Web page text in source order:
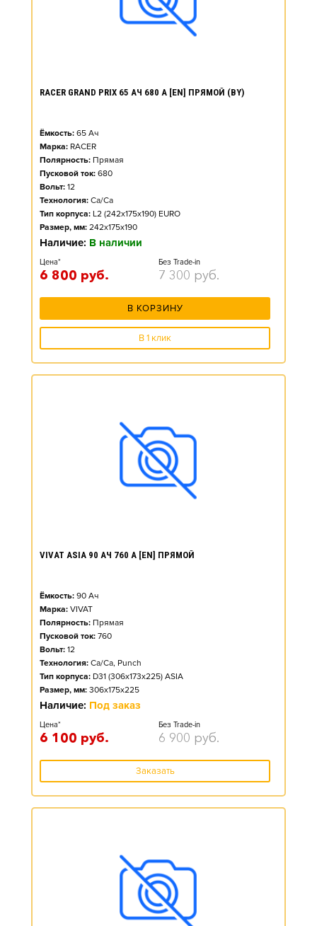
RACER GRAND PRIX 65 АЧ 680 А [EN] ПРЯМОЙ (BY)
Ёмкость: 65 Ач
Марка: RACER
Полярность: Прямая
Пусковой ток: 680
Вольт: 12
Технология: Ca/Ca
Тип корпуса: L2 (242x175x190) EURO
Размер, мм: 242x175x190
Наличие: В наличии
Цена*
6 800 руб.
Без Trade-in
7 300 руб.
В КОРЗИНУ
В 1 клик
VIVAT ASIA 90 АЧ 760 А [EN] ПРЯМОЙ
Ёмкость: 90 Ач
Марка: VIVAT
Полярность: Прямая
Пусковой ток: 760
Вольт: 12
Технология: Ca/Ca, Punch
Тип корпуса: D31 (306x173x225) ASIA
Размер, мм: 306x175x225
Наличие: Под заказ
Цена*
6 100 руб.
Без Trade-in
6 900 руб.
Заказать